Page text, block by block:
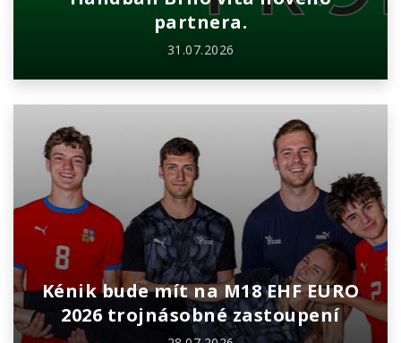
partnera.
31.07.2026
Kénik bude mít na M18 EHF EURO
2026 trojnásobné zastoupení